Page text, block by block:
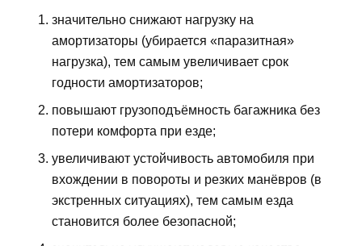
значительно снижают нагрузку на
амортизаторы (убирается «паразитная»
нагрузка), тем самым увеличивает срок
годности амортизаторов;
повышают грузоподъёмность багажника без
потери комфорта при езде;
увеличивают устойчивость автомобиля при
вхождении в повороты и резких манёвров (в
экстренных ситуациях), тем самым езда
становится более безопасной;